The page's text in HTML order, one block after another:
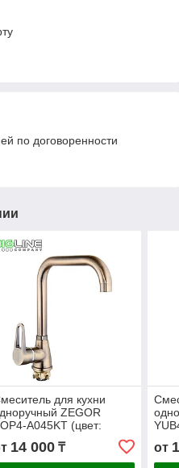
по договоренности
для кухни
ZEGOR
A045KТ (цвет:
14 000₸ от